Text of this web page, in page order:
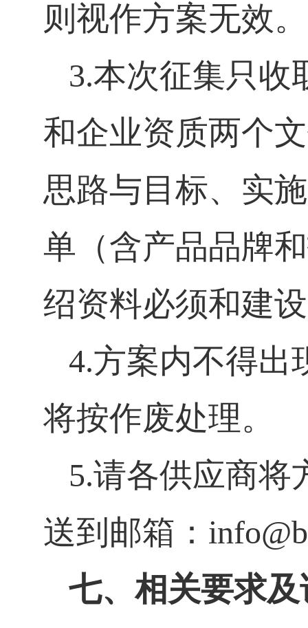
则视作方案无效。
3.本次征集只收
和企业资质两个
思路与目标、实
单（含产品品牌
绍资料必须和建
4.方案内不得出
将按作废处理。
5.请各供应商将
送到邮箱：
七、相关要求及